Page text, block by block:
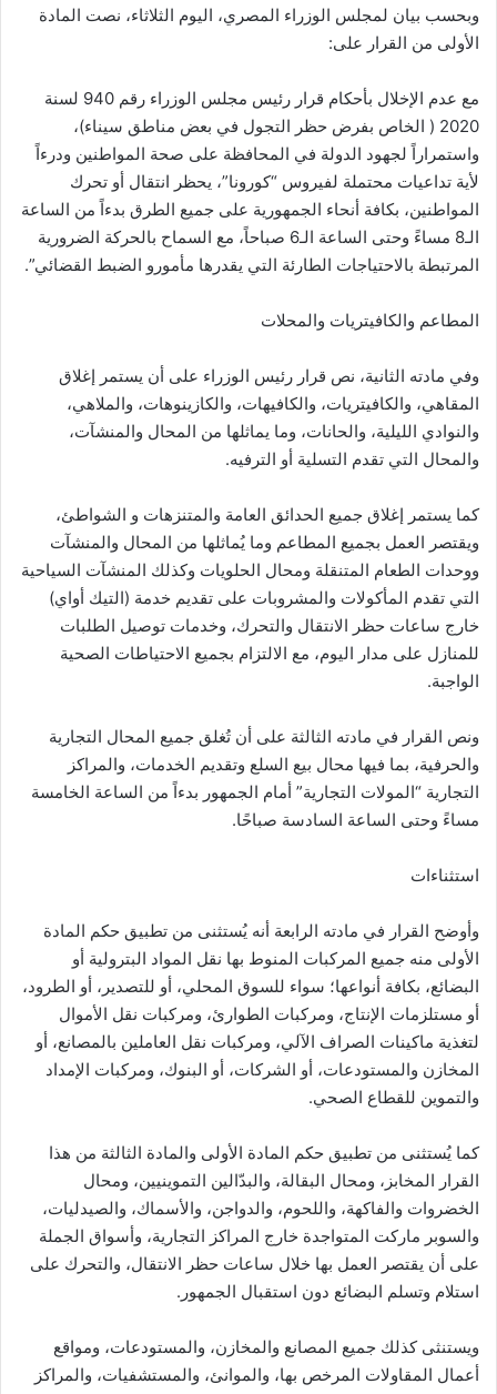
وبحسب بيان لمجلس الوزراء المصري، اليوم الثلاثاء، نصت المادة
الأولى من القرار على:
مع عدم الإخلال بأحكام قرار رئيس مجلس الوزراء رقم 940 لسنة
2020 ( الخاص بفرض حظر التجول في بعض مناطق سيناء)،
واستمراراً لجهود الدولة في المحافظة على صحة المواطنين ودرءاً
لأية تداعيات محتملة لفيروس “كورونا”، يحظر انتقال أو تحرك
المواطنين، بكافة أنحاء الجمهورية على جميع الطرق بدءاً من الساعة
الـ8 مساءً وحتى الساعة الـ6 صباحاً، مع السماح بالحركة الضرورية
المرتبطة بالاحتياجات الطارئة التي يقدرها مأمورو الضبط القضائي”.
المطاعم والكافيتريات والمحلات
وفي مادته الثانية، نص قرار رئيس الوزراء على أن يستمر إغلاق
المقاهي، والكافيتريات، والكافيهات، والكازينوهات، والملاهي،
والنوادي الليلية، والحانات، وما يماثلها من المحال والمنشآت،
والمحال التي تقدم التسلية أو الترفيه.
كما يستمر إغلاق جميع الحدائق العامة والمتنزهات و الشواطئ،
ويقتصر العمل بجميع المطاعم وما يُماثلها من المحال والمنشآت
ووحدات الطعام المتنقلة ومحال الحلويات وكذلك المنشآت السياحية
التي تقدم المأكولات والمشروبات على تقديم خدمة (التيك أواي)
خارج ساعات حظر الانتقال والتحرك، وخدمات توصيل الطلبات
للمنازل على مدار اليوم، مع الالتزام بجميع الاحتياطات الصحية
الواجبة.
ونص القرار في مادته الثالثة على أن تُغلق جميع المحال التجارية
والحرفية، بما فيها محال بيع السلع وتقديم الخدمات، والمراكز
التجارية “المولات التجارية” أمام الجمهور بدءاً من الساعة الخامسة
مساءً وحتى الساعة السادسة صباحًا.
استثناءات
وأوضح القرار في مادته الرابعة أنه يُستثنى من تطبيق حكم المادة
الأولى منه جميع المركبات المنوط بها نقل المواد البترولية أو
البضائع، بكافة أنواعها؛ سواء للسوق المحلي، أو للتصدير، أو الطرود،
أو مستلزمات الإنتاج، ومركبات الطوارئ، ومركبات نقل الأموال
لتغذية ماكينات الصراف الآلي، ومركبات نقل العاملين بالمصانع، أو
المخازن والمستودعات، أو الشركات، أو البنوك، ومركبات الإمداد
والتموين للقطاع الصحي.
كما يُستثنى من تطبيق حكم المادة الأولى والمادة الثالثة من هذا
القرار المخابز، ومحال البقالة، والبدّالين التموينيين، ومحال
الخضروات والفاكهة، واللحوم، والدواجن، والأسماك، والصيدليات،
والسوبر ماركت المتواجدة خارج المراكز التجارية، وأسواق الجملة
على أن يقتصر العمل بها خلال ساعات حظر الانتقال، والتحرك على
استلام وتسلم البضائع دون استقبال الجمهور.
ويستنثى كذلك جميع المصانع والمخازن، والمستودعات، ومواقع
أعمال المقاولات المرخص بها، والموانئ، والمستشفيات، والمراكز